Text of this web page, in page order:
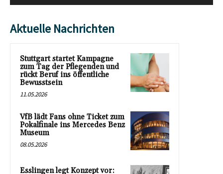
Aktuelle Nachrichten
Stuttgart startet Kampagne
zum Tag der Pflegenden und
rückt Beruf ins öffentliche
Bewusstsein
11.05.2026
VfB lädt Fans ohne Ticket zum
Pokalfinale ins Mercedes Benz
Museum
08.05.2026
Esslingen legt Konzept vor: